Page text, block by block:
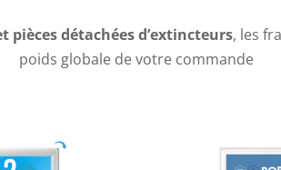
pièces détachées d’extincteurs, les
poids globale de votre commande